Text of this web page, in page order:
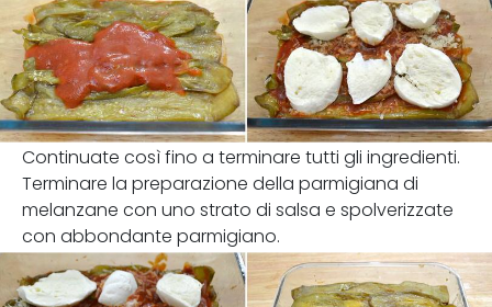
Continuate così fino a terminare tutti gli ingredienti.
Terminare la preparazione della parmigiana di
melanzane con uno strato di salsa e spolverizzate
con abbondante parmigiano.